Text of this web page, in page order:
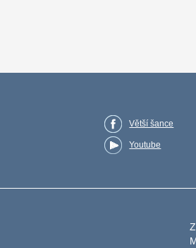
Větší šance
Youtube